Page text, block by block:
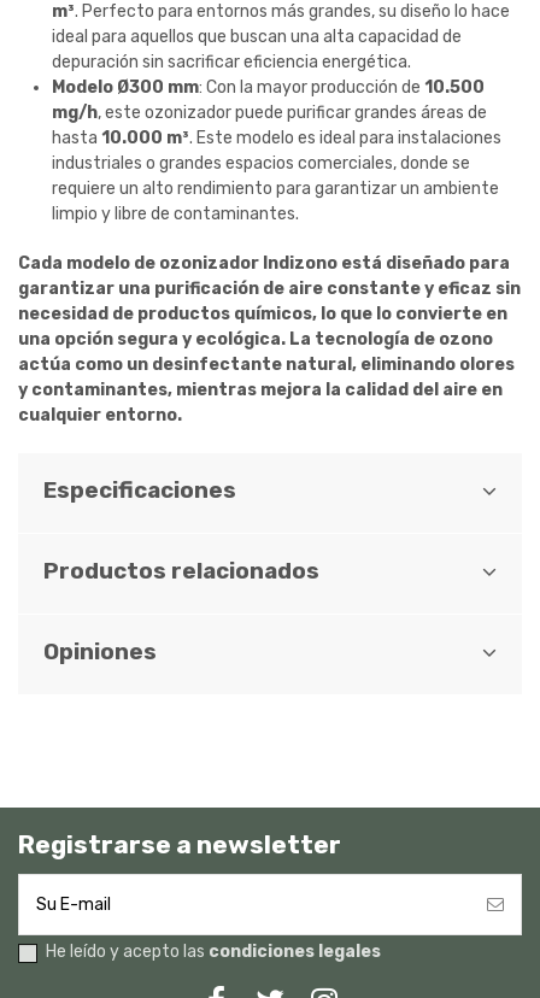
m³. Perfecto para entornos más grandes, su diseño lo hace
ideal para aquellos que buscan una alta capacidad de
depuración sin sacrificar eficiencia energética.
Modelo Ø300 mm: Con la mayor producción de 10.500
mg/h, este ozonizador puede purificar grandes áreas de
hasta 10.000 m³. Este modelo es ideal para instalaciones
industriales o grandes espacios comerciales, donde se
requiere un alto rendimiento para garantizar un ambiente
limpio y libre de contaminantes.
Cada modelo de ozonizador Indizono está diseñado para
garantizar una purificación de aire constante y eficaz sin
necesidad de productos químicos, lo que lo convierte en
una opción segura y ecológica. La tecnología de ozono
actúa como un desinfectante natural, eliminando olores
y contaminantes, mientras mejora la calidad del aire en
cualquier entorno.
Especificaciones
Productos relacionados
Opiniones
Registrarse a newsletter
He leído y acepto las condiciones legales